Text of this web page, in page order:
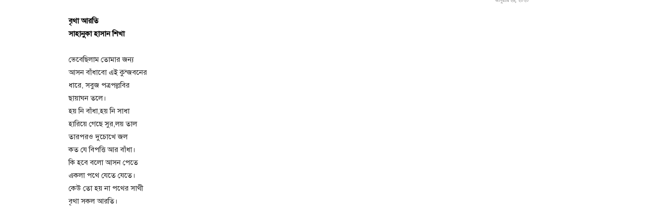
বৃথা আরতি
সাহানুকা হাসান শিখা
ভেবেছিলাম তোমার জন্য
আসন বাঁধাবো এই কুন্জবনের
ধারে, সবুজ পত্রপল্লবির
ছায়াঘন তলে।
হয় নি বাঁধা,হয় নি সাধা
হারিয়ে গেছে সুর,লয় তাল
তারপরও দুচোখে জল
কত যে বিপত্তি আর বাঁধা।
কি হবে বলো আসন পেতে
একলা পথে যেতে যেতে।
কেউ তো হয় না পথের সাথী
বৃথা সকল আরতি।